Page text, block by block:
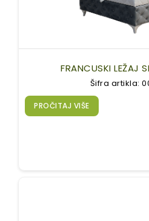
FRANCUSKI LEŽAJ
Šifra artikla:
PROČITAJ VIŠE